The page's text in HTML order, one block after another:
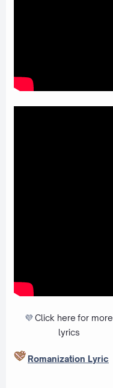
💜 Click here for more
lyrics
Romanization Lyric